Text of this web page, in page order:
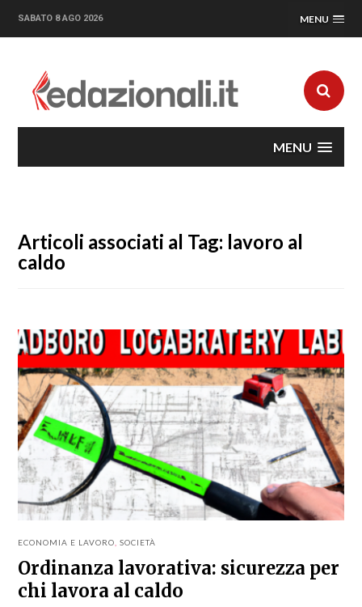
SABATO 8 AGO 2026 MENU
MENU
Articoli associati al Tag: lavoro al
caldo
ECONOMIA E LAVORO ,SOCIETÀ
Ordinanza lavorativa: sicurezza per
chi lavora al caldo